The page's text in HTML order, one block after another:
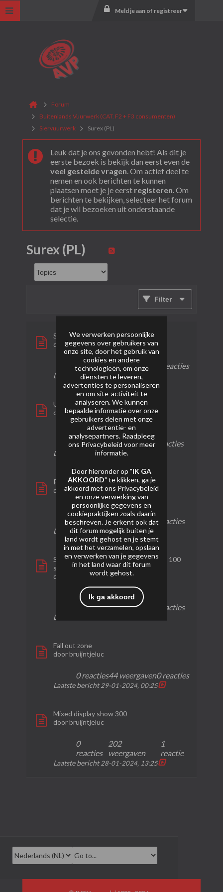
Meld je aan of registreer
Forum
Buitenlands Vuurwerk (CAT. F2 + F3 consumenten)
Siervuurwerk
Surex (PL)
Leuk dat je ons gevonden hebt! Als dit je
eerste bezoek is bekijk dan eerst even de
veel gestelde vragen. Om actief deel te
nemen en ook berichten te kunnen
plaatsen moet je je eerst registeren. Om
berichten te bekijken, selecteer het forum
dat je wil bezoeken uit onderstaande
selectie.
Surex (PL)
Filter
Surex - Pulsar explosion
doorpyro-hn
0 reacties17 weergaven 0 reacties
Laatste bericht14-12-2024, 03:34
Ultimate redemption
doorbruijntjeluc
1
reactie
142
weergaven
reacties
Laatste bericht 02-02-2024, 21:26
Prototype X
doorbruijntjeluc
0
reacties
106
weergaven
reacties
Laatste bericht 29-01-2024, 07:42
Surex - X-treme Tsunami Display box 100
shots
door
pyro-hn
0
reacties
122
weergaven
reacties
Laatste bericht
Fall out zone
doorbruijntjeluc
0 reacties44 weergaven0 reacties
Laatste bericht 29-01-2024, 00:25
Mixed display show 300
doorbruijntjeluc
0
reacties
202
weergaven
1
reactie
Laatste bericht 28-01-2024, 13:25
We verwerken persoonlijke
gegevens over gebruikers van
onze site, door het gebruik van
cookies en andere
technologieën, om onze
diensten te leveren,
advertenties te personaliseren
en om site-activiteit te
analyseren. We kunnen
bepaalde informatie over onze
gebruikers delen met onze
advertentie- en
analysepartners. Raadpleeg
ons Privacybeleid voor meer
informatie.
Door hieronder op "IK GA
AKKOORD" te klikken, ga je
akkoord met ons Privacybeleid
en onze verwerking van
persoonlijke gegevens en
cookiepraktijken zoals daarin
beschreven. Je erkent ook dat
dit forum mogelijk buiten je
land wordt gehost en je stemt
in met het verzamelen, opslaan
en verwerken van je gegevens
in het land waar dit forum
wordt gehost.
Ik ga akkoord